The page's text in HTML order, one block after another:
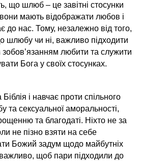
що шлюб – це завітні стосунки
мають відображати любов і
до нас. Тому, незалежно від того,
шлюбу чи ні, важливо підходити
любити та служити
Бога у своїх стосунках.
і навчає проти спільного
сексуальної аморальності,
та благодаті. Ніхто не за
не пізно взяти на себе
Божий задум щодо майбутніх
щоб пари підходили до